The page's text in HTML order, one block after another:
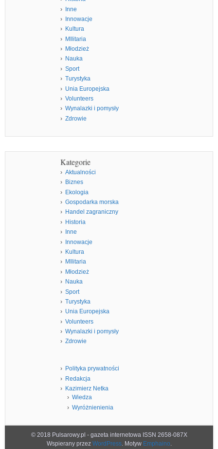
Inne
Innowacje
Kultura
MIlitaria
Młodzież
Nauka
Sport
Turystyka
Unia Europejska
Volunteers
Wynalazki i pomysły
Zdrowie
Kategorie
Aktualności
Biznes
Ekologia
Gospodarka morska
Handel zagraniczny
Historia
Inne
Innowacje
Kultura
MIlitaria
Młodzież
Nauka
Sport
Turystyka
Unia Europejska
Volunteers
Wynalazki i pomysły
Zdrowie
Polityka prywatności
Redakcja
Kazimierz Netka
Wiedza
Wyróżnienienia
© 2018 Pulsarowy.pl - gazeta internetowa ISSN 2658-087X
Wspierany przez WordPress. Motyw Emphaino